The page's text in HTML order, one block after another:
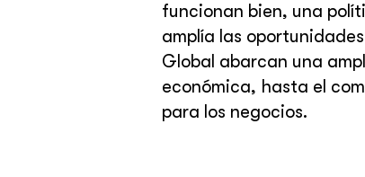
funcionan bien, una
amplía las
Global abarcan una
económica, hasta el
para los negocios.